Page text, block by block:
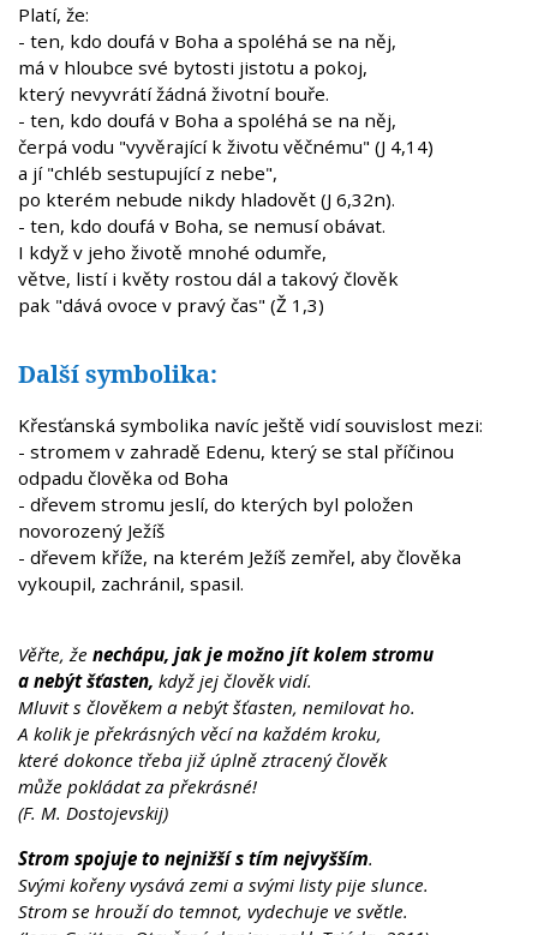
Platí, že:
- ten, kdo doufá v Boha a spoléhá se na něj,
má v hloubce své bytosti jistotu a pokoj,
který nevyvrátí žádná životní bouře.
- ten, kdo doufá v Boha a spoléhá se na něj,
čerpá vodu "vyvěrající k životu věčnému" (J 4,14)
a jí "chléb sestupující z nebe",
po kterém nebude nikdy hladovět (J 6,32n).
- ten, kdo doufá v Boha, se nemusí obávat.
I když v jeho životě mnohé odumře,
větve, listí i květy rostou dál a takový člověk
pak "dává ovoce v pravý čas" (Ž 1,3)
Další symbolika:
Křesťanská symbolika navíc ještě vidí souvislost mezi:
- stromem v zahradě Edenu, který se stal příčinou
odpadu člověka od Boha
- dřevem stromu jeslí, do kterých byl položen
novorozený Ježíš
- dřevem kříže, na kterém Ježíš zemřel, aby člověka
vykoupil, zachránil, spasil.
Věřte, že nechápu, jak je možno jít kolem stromu
a nebýt šťasten, když jej člověk vidí.
Mluvit s člověkem a nebýt šťasten, nemilovat ho.
A kolik je překrásných věcí na každém kroku,
které dokonce třeba již úplně ztracený člověk
může pokládat za překrásné!
(F. M. Dostojevskij)
Strom spojuje to nejnižší s tím nejvyšším.
Svými kořeny vysává zemi a svými listy pije slunce.
Strom se hrouží do temnot, vydechuje ve světle.